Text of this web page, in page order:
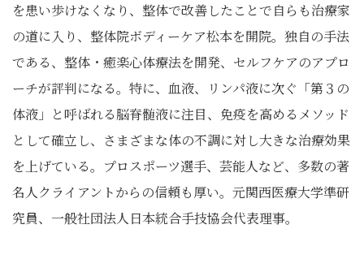
を患い歩けなくなり、整体で改善したことで自らも治療家
の道に入り、整体院ボディーケア松本を開院。独自の手法
である、整体・癒楽心体療法を開発、セルフケアのアプロ
ーチが評判になる。特に、血液、リンパ液に次ぐ「第３の
体液」と呼ばれる脳脊髄液に注目、免疫を高めるメソッド
として確立し、さまざまな体の不調に対し大きな治療効果
を上げている。プロスポーツ選手、芸能人など、多数の著
名人クライアントからの信頼も厚い。元関西医療大学準研
究員、一般社団法人日本統合手技協会代表理事。